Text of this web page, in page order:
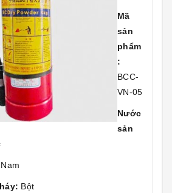
Mã
sản
phẩm
:
BCC-
VN-05
Nước
sản
Bột